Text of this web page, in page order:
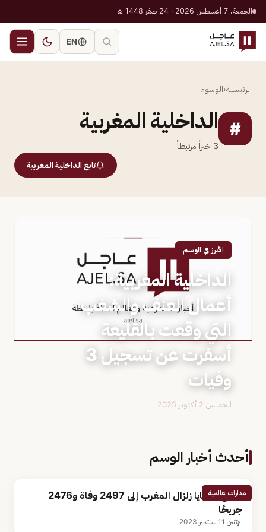
الجمعة، 7 أغسطس 2026 · 24 صفر 1448 هـ
EN
الرئيسية‹الوسوم
# الداخلية المغربية
3 خبراً مرتبطاً
تابع الداخلية المغربية
الأبرز في الوسم
الداخلية المغربية:
أعمال العنف والشغب
التي وقعت بالقليعة
أسفرت عن تسجيل 3
وفيات
الخميس 2 أكتوبر 2025
أحدث أخبار الوسم
مدارات عالمية
ارتفاع ضحايا زلزال المغرب إلى 2497 وفاة و2476
جريحًا
الإثنين 11 سبتمبر 2023